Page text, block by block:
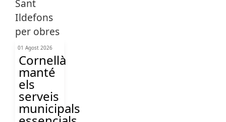
01 Agost 2026
Cornellà
manté
els
serveis
municipals